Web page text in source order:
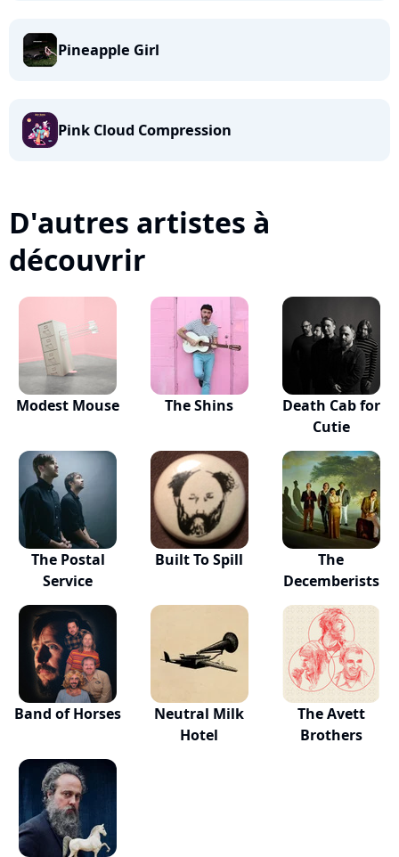
Pineapple Girl
Pink Cloud Compression
D'autres artistes à
découvrir
Modest Mouse The Shins
Death Cab for
Cutie
The Postal
Service
Built To Spill
The
Decemberists
Band of Horses
Neutral Milk
Hotel
The Avett
Brothers